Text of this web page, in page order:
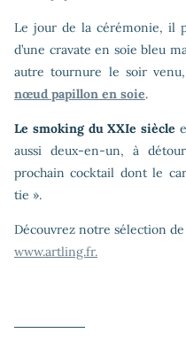
Le jour de la cérémonie, il
d’une cravate en soie bleu
autre tournure le soir
nœud papillon en soie.
Le smoking du XXIe siècle
aussi deux-en-un, à
prochain cocktail dont le
tie ».
Découvrez notre sélection de
www.artling.fr.